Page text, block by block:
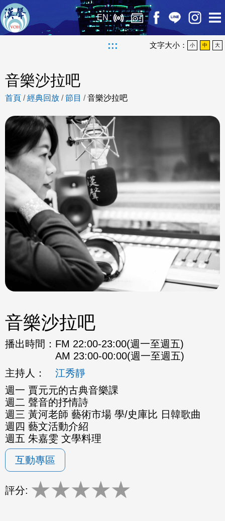
EN
::: 文字大小： 小 中 大
音樂沙拉吧
首頁 /經典回放 /節目 /音樂沙拉吧
音樂沙拉吧
播出時間： FM 22:00-23:00(週一至週五)
AM 23:00-00:00(週一至週五)
主持人：
江秀靜
週一 賈元元的古典音樂課
週二 聲音的抒情詩
週三 黃河老師 藝術市場 學/史庫比 日韓歌曲
週四 藝文活動介紹
週五 朱嘉雯 文學料理
互動專區
評分: ★★★★★